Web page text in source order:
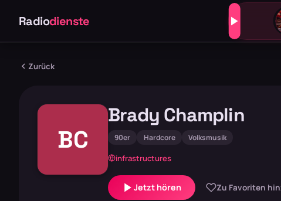
Radiodienste
Zurück
BC
Brady Champlin
90er Hardcore Volksmusik
infrastructures
Jetzt hören Zu Favoriten